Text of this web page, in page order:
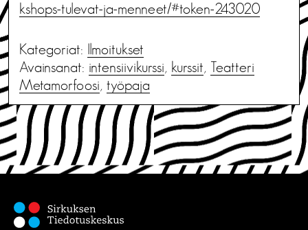
kshops-tulevat-ja-menneet/#token-243020
Kategoriat: Ilmoitukset
Avainsanat: intensiivikurssi, kurssit, Teatteri
Metamorfoosi, työpaja